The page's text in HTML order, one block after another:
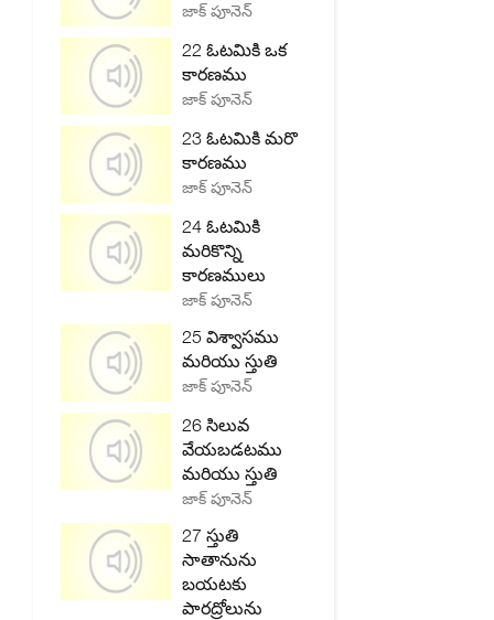
జాక్ పూనెన్
22 ఓటమికి ఒక
కారణము
జాక్ పూనెన్
23 ఓటమికి మరొ
కారణము
జాక్ పూనెన్
24 ఓటమికి
మరికొన్ని
కారణములు
జాక్ పూనెన్
25 విశ్వాసము
మరియు స్తుతి
జాక్ పూనెన్
26 సిలువ
వేయబడటము
మరియు స్తుతి
జాక్ పూనెన్
27 స్తుతి
సాతానును
బయటకు
పారద్రోలును